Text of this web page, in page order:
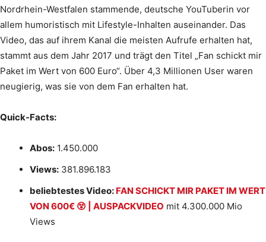
Nordrhein-Westfalen stammende, deutsche YouTuberin vor
allem humoristisch mit Lifestyle-Inhalten auseinander. Das
Video, das auf ihrem Kanal die meisten Aufrufe erhalten hat,
stammt aus dem Jahr 2017 und trägt den Titel „Fan schickt mir
Paket im Wert von 600 Euro“. Über 4,3 Millionen User waren
neugierig, was sie von dem Fan erhalten hat.
Quick-Facts:
Abos: 1.450.000
Views: 381.896.183
beliebtestes Video: FAN SCHICKT MIR PAKET IM WERT
VON 600€ 😵 | AUSPACKVIDEO mit 4.300.000 Mio
Views